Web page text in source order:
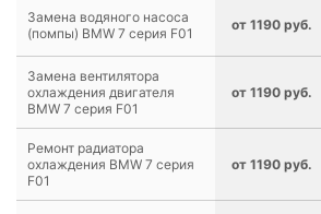
Замена водяного насоса
(помпы) BMW 7 серия F01
от 1190 руб.
Замена вентилятора
охлаждения двигателя
BMW 7 серия F01
от 1190 руб.
Ремонт радиатора
охлаждения BMW 7 серия
F01
от 1190 руб.